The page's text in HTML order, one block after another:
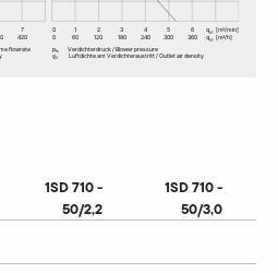
1SD 710 -
50/2,2
1SD 710 -
50/3,0